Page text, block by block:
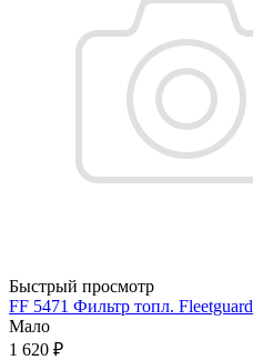
Быстрый просмотр
FF 5471 Фильтр топл. Fleetguard
Мало
1 620 ₽